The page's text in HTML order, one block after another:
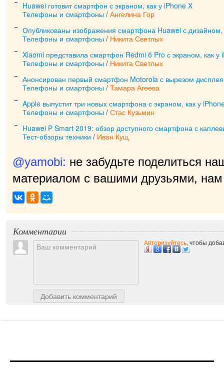
Huawei готовит смартфон с экраном, как у iPhone X
Телефоны и смартфоны / Ангелина Гор
Опубликованы изображения смартфона Huawei с дизайном,
Телефоны и смартфоны / Никита Светлых
Xiaomi представила смартфон Redmi 6 Pro с экраном, как у
Телефоны и смартфоны / Никита Светлых
Анонсирован первый смартфон Motorola с вырезом
Телефоны и смартфоны / Тамара Агеева
Apple выпустит три новых смартфона с экраном, как у
Телефоны и смартфоны / Стас Кузьмин
Huawei P Smart 2019: обзор доступного смартфона с
Тест-обзоры техники / Иван Кущ
@yamobi: не забудьте поделиться
материалом с вашими друзьями, нам
Комментарии
Добавить комментарий
Авторизуйтесь, чтобы